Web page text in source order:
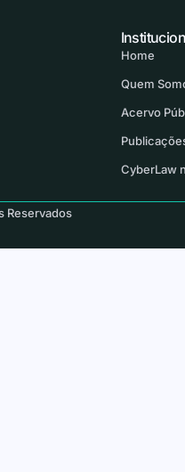
Home
Quem
Acervo
CyberLaw
Reservados